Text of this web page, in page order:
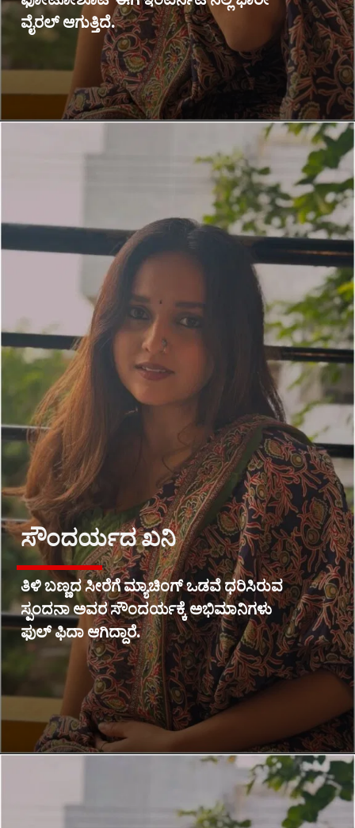
ವೈರಲ್ ಆಗುತ್ತಿದೆ.
ಸೌಂದರ್ಯದ ಖನಿ
ತಿಳಿ ಬಣ್ಣದ ಸೀರೆಗೆ ಮ್ಯಾಚಿಂಗ್ ಒಡವೆ ಧರಿಸಿರುವ
ಸ್ಪಂದನಾ ಅವರ ಸೌಂದರ್ಯಕ್ಕೆ ಅಭಿಮಾನಿಗಳು
ಫುಲ್ ಫಿದಾ ಆಗಿದ್ದಾರೆ.